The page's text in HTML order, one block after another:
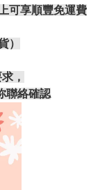
可享順豐免運費
）
，
聯絡確認